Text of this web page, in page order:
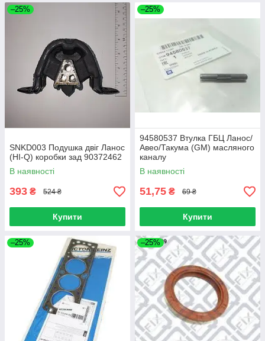
–25%
SNKD003 Подушка двіг Ланос
(HI-Q) коробки зад 90372462
В наявності
393 ₴ 524 ₴
Купити
–25%
94580537 Втулка ГБЦ Ланос/
Авео/Такума (GM) масляного
каналу
В наявності
51,75 ₴ 69 ₴
Купити
–25% –25%